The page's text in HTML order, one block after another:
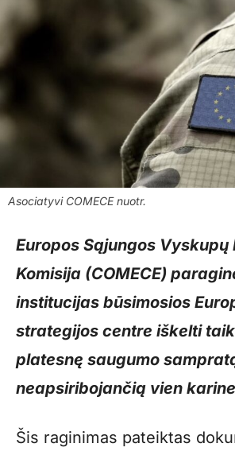
Asociatyvi COMECE nuotr.
Europos Sąjungos Vyskupų
Komisija (COMECE)
institucijas būsimosios
strategijos centre iškelti
platesnę saugumo
neapsiribojančią vien
Šis raginimas pateiktas